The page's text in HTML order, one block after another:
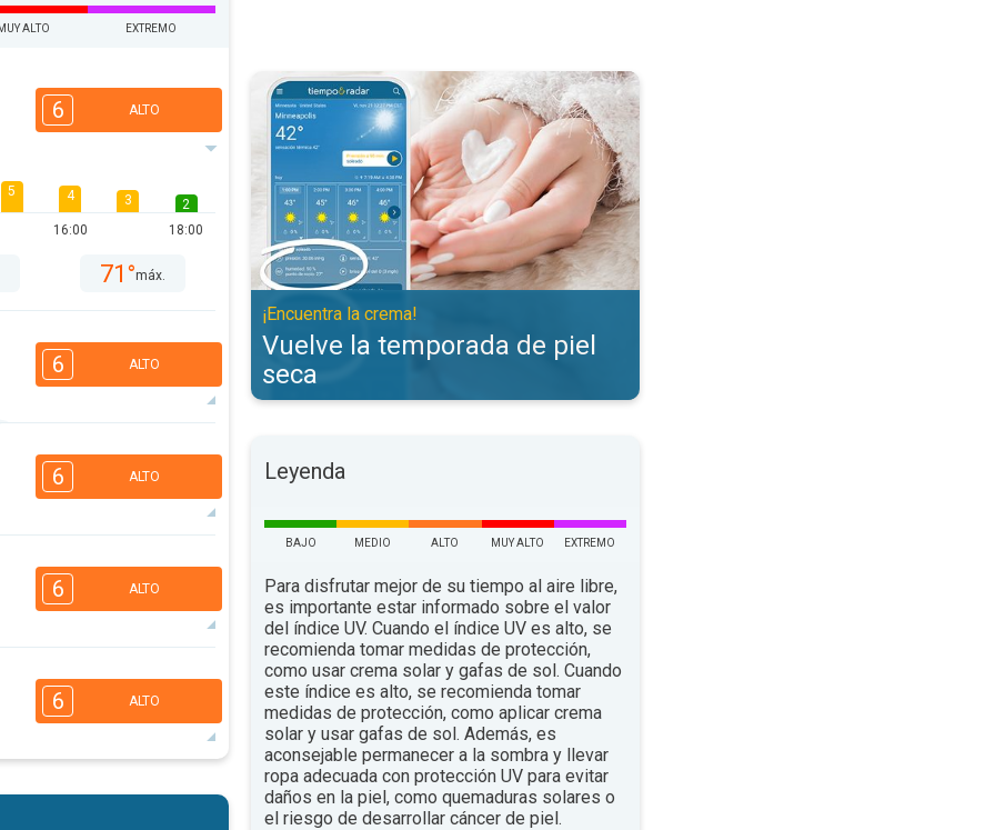
MUY ALTO EXTREMO
6 ALTO
5 4
16:00
3
2
18:00
71°máx.
6 ALTO
16:00
2
82°
6 ALTO
16:00
3
2
77°
6 ALTO
16:00
2
72°
6 ALTO
3
2
Vuelve la temporada de piel seca. ¡Encuentra la crema!. . .
¡Encuentra la crema!
Vuelve la temporada de piel
seca
Leyenda
BAJO MEDIO ALTO MUY ALTO EXTREMO
Para disfrutar mejor de su tiempo al aire libre,
es importante estar informado sobre el valor
del índice UV. Cuando el índice UV es alto, se
recomienda tomar medidas de protección,
como usar crema solar y gafas de sol. Cuando
este índice es alto, se recomienda tomar
medidas de protección, como aplicar crema
solar y usar gafas de sol. Además, es
aconsejable permanecer a la sombra y llevar
ropa adecuada con protección UV para evitar
daños en la piel, como quemaduras solares o
el riesgo de desarrollar cáncer de piel.